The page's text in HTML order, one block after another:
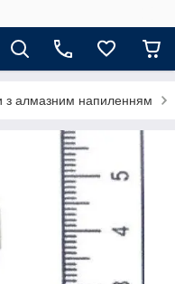
з алмазним напиленням